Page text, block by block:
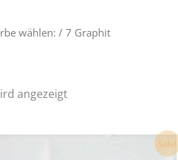
wählen: / 7 Graphit
angezeigt
Sale!